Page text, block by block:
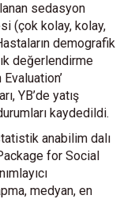
sedasyon
(çok kolay, kolay,
demografik
değerlendirme
YB’de yatış
kaydedildi.
anabilim dalı
for Social
medyan, en